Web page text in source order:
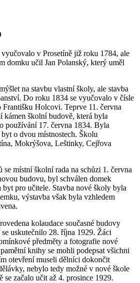
v Prosetíně již roku 1784, ale
domku učil Jan Polanský, který uměl
na stavbu vlastní školy, ale stavba
Do roku 1834 se vyučovalo v čísle
Františku Holcovi. Teprve 11. června
kámen školní budově, která byla
používání 17. června 1834. Byla
o dvou místnostech. Školu
Mokrýšova, Leštinky, Cejřova
místní školní rada na schůzi 1. června
budovu, byl schválen domek
byt pro učitele. Stavba nové školy byla
výstavba však byla vzhledem
kolaudace současné budovy
uskutečnilo 28. října 1929. Žáci
předměty a fotografie nové
knihy se mohli podepsat všichni
otevření museli dělníci dokončit
nebylo tedy možné v nové škole
začalo učit až 4. prosince 1929.